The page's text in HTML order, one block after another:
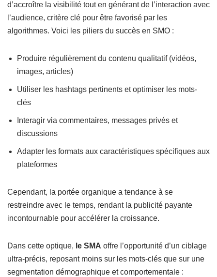
d’accroître la visibilité tout en générant de l’interaction avec
l’audience, critère clé pour être favorisé par les
algorithmes. Voici les piliers du succès en SMO :
Produire régulièrement du contenu qualitatif (vidéos,
images, articles)
Utiliser les hashtags pertinents et optimiser les mots-
clés
Interagir via commentaires, messages privés et
discussions
Adapter les formats aux caractéristiques spécifiques aux
plateformes
Cependant, la portée organique a tendance à se
restreindre avec le temps, rendant la publicité payante
incontournable pour accélérer la croissance.
Dans cette optique, le SMA offre l’opportunité d’un ciblage
ultra-précis, reposant moins sur les mots-clés que sur une
segmentation démographique et comportementale :